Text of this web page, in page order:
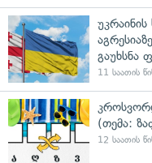
გაუხსნა
11 საათის
(თემა:
12 საათის